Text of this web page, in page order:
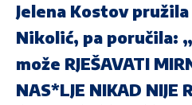
Jelena Kostov
Nikolić, pa poručila:
može RJEŠAVATI
NAS*LJE NIKAD NIJE